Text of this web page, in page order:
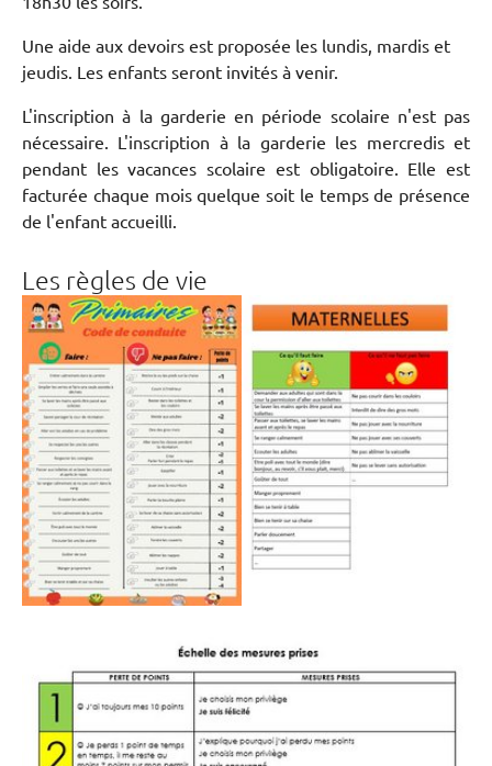
Une aide aux devoirs est proposée les lundis, mardis et
jeudis. Les enfants seront invités à venir.
L'inscription à la garderie en période scolaire n'est pas
nécessaire. L'inscription à la garderie les mercredis et
pendant les vacances scolaire est obligatoire. Elle est
facturée chaque mois quelque soit le temps de présence
de l'enfant accueilli.
Les règles de vie